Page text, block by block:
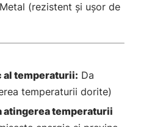
Metal (rezistent și ușor de
temperaturii: Da
temperaturii dorite)
atingerea temperaturii